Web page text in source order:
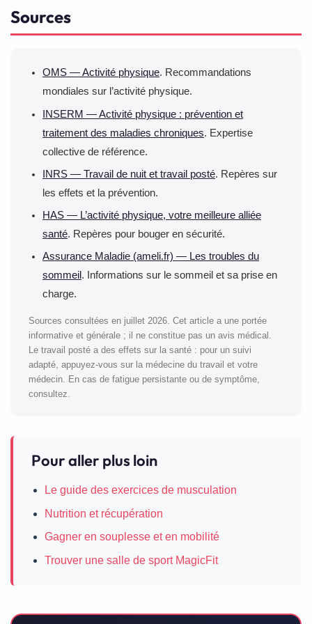
sport ne doit jamais aggraver un état de fatigue déjà
installé.
trouver un créneau adapté, tôt ou tard. Nos coachs
peuvent aider à organiser une pratique réaliste, faite de
tienne compte des rotations. Pour les questions de santé
liées au travail posté, nous renvoyons toujours vers la
Sources
OMS — Activité physique. Recommandations
mondiales sur l’activité physique.
INSERM — Activité physique : prévention et
traitement des maladies chroniques. Expertise
collective de référence.
INRS — Travail de nuit et travail posté. Repères sur
les effets et la prévention.
HAS — L’activité physique, votre meilleure alliée
santé. Repères pour bouger en sécurité.
Assurance Maladie (ameli.fr) — Les troubles du
sommeil . Informations sur le sommeil et sa prise en
charge.
Sources consultées en juillet 2026. Cet article a une portée
informative et générale ; il ne constitue pas un avis médical.
Le travail posté a des effets sur la santé : pour un suivi
adapté, appuyez-vous sur la médecine du travail et votre
médecin. En cas de fatigue persistante ou de symptôme,
consultez.
Pour aller plus loin
Le guide des exercices de musculation
Nutrition et récupération
Gagner en souplesse et en mobilité
Trouver une salle de sport MagicFit